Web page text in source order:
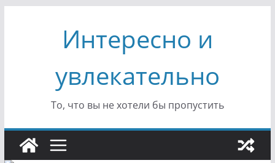
содержимомуИнтересно и
увлекательно
То, что вы не хотели бы пропустить